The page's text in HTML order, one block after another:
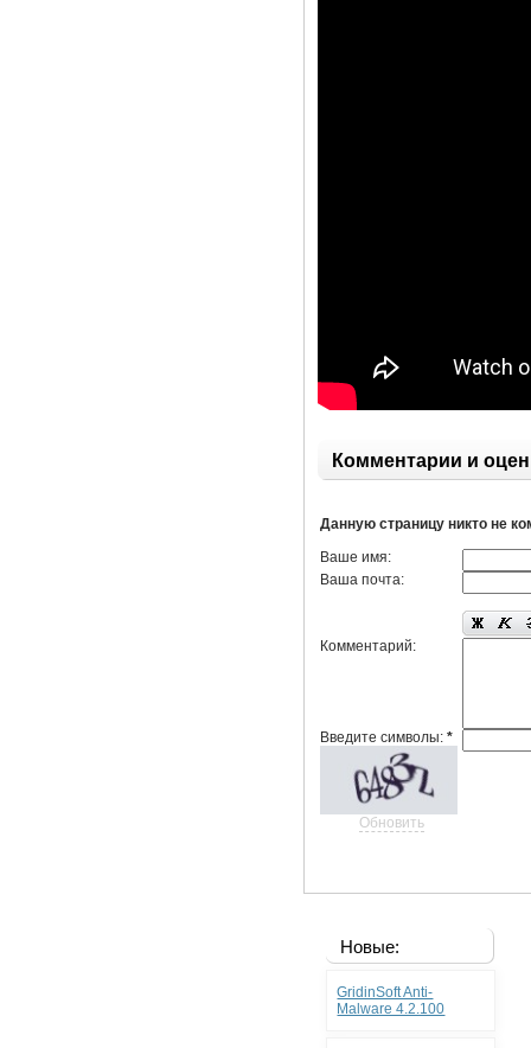
Комментарии и
Данную страницу никто не
Ваше имя:
Ваша почта:
Комментарий:
Введите символы:*
Обновить
Новые:
GridinSoft Anti-
Malware 4.2.100